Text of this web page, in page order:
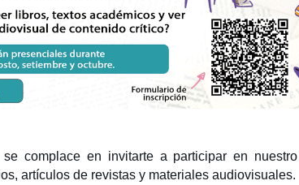
complace en invitarte a participar en nuestro
artículos de revistas y materiales audiovisuales.